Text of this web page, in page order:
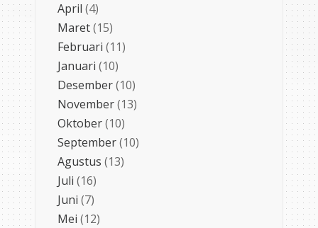
April (4)
Maret(15)
Februari (11)
Januari (10)
Desember(10)
November(13)
Oktober(10)
September(10)
Agustus (13)
Juli (16)
Juni (7)
Mei (12)